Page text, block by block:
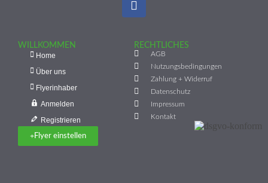
WILLKOMMEN
Home
Über uns
Flyerinhaber
Anmelden
Registrieren
Flyer einstellen
RECHTLICHES
AGB
Nutzungsbedingungen
Zahlung + Widerruf
Datenschutz
Impressum
Kontakt